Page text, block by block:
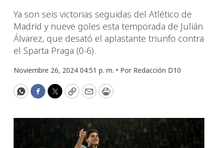
Ya son seis victorias seguidas del Atlético de
Madrid y nueve goles esta temporada de Julián
Álvarez, que desató el aplastante triunfo contra
el Sparta Praga (0-6).
Noviembre 26, 2024 04:51 p. m. • Por Redacción D10
WhatsApp
Facebook
Twitter
CopyEmailPrint